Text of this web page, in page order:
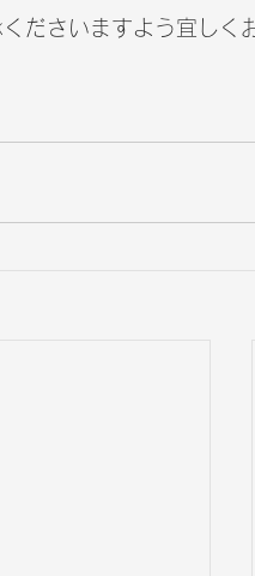
ださいますよう宜しく